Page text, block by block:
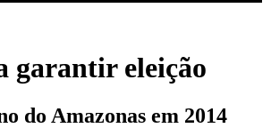
garantir eleição
do Amazonas em 2014